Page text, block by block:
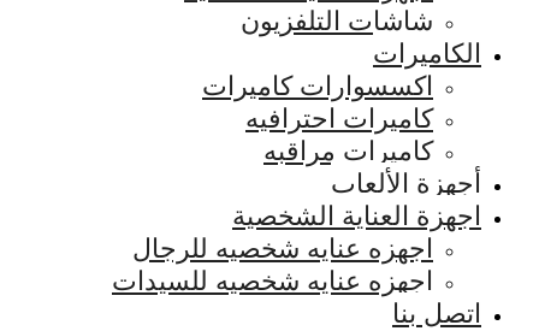
شاشات التلفزيون
الكاميرات
اكسسوارات كاميرات
كاميرات احترافيه
كاميرات مراقبه
أجهزة الألعاب
اجهزة العناية الشخصية
اجهزه عنايه شخصيه للرجال
اجهزه عنايه شخصيه للسيدات
اتصل بنا